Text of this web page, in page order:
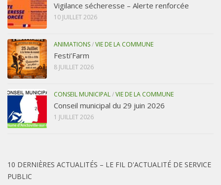
Vigilance sécheresse – Alerte renforcée
10 JUILLET 2026
ANIMATIONS/VIE DE LA COMMUNE
Festi’Farm
8 JUILLET 2026
CONSEIL MUNICIPAL/VIE DE LA COMMUNE
Conseil municipal du 29 juin 2026
1 JUILLET 2026
10 DERNIÈRES ACTUALITÉS – LE FIL D'ACTUALITÉ DE SERVICE
PUBLIC